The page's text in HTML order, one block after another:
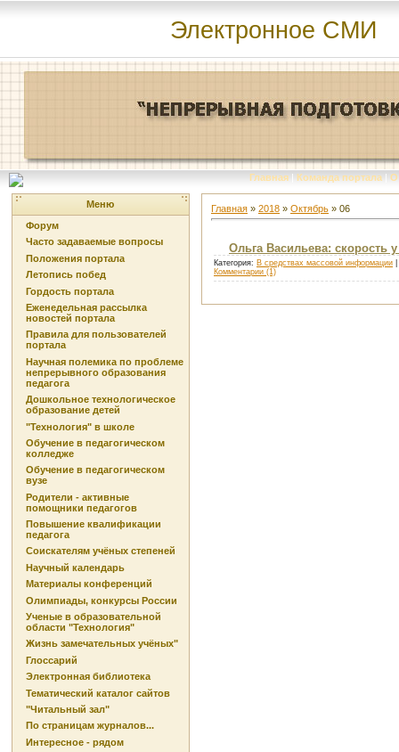
Электронное СМИ
Главная | Команда портала | О
Меню
Форум
Часто задаваемые вопросы
Положения портала
Летопись побед
Гордость портала
Еженедельная рассылка
новостей портала
Правила для пользователей
портала
Научная полемика по проблеме
непрерывного образования
педагога
Дошкольное технологическое
образование детей
"Технология" в школе
Обучение в педагогическом
колледже
Обучение в педагогическом
вузе
Родители - активные
помощники педагогов
Повышение квалификации
педагога
Соискателям учёных степеней
Научный календарь
Материалы конференций
Олимпиады, конкурсы России
Ученые в образовательной
области "Технология"
Жизнь замечательных учёных"
Глоссарий
Электронная библиотека
Тематический каталог сайтов
"Читальный зал"
По страницам журналов...
Интересное - рядом
Главная » 2018 » Октябрь » 06
Ольга Васильева: скорость
Категория: В средствах массовой информации
Комментарии (1)